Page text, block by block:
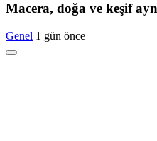
Macera, doğa ve keşif
Genel 1 gün önce